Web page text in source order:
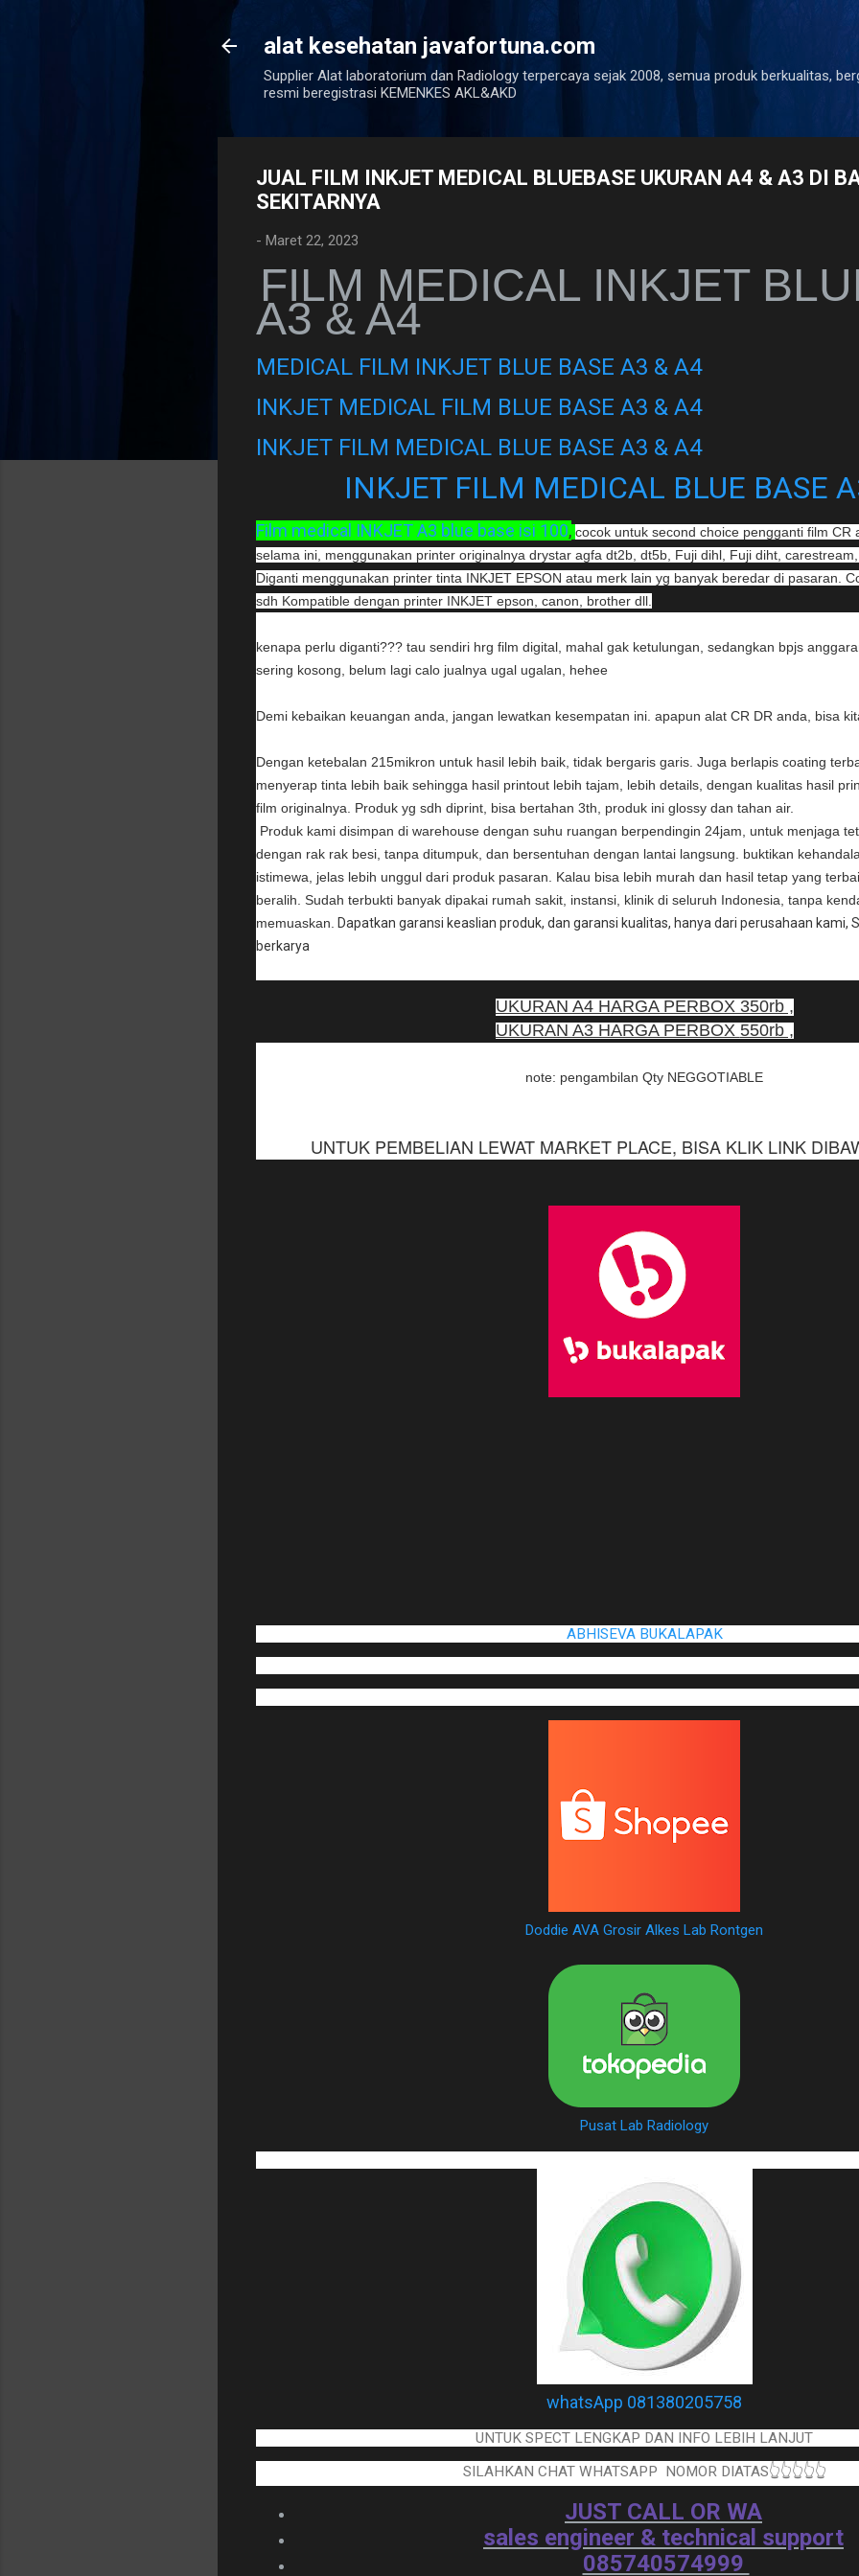
alat kesehatan javafortuna.com
Supplier Alat laboratorium dan Radiology terpercaya sejak 2008, semua produk berkualitas,
resmi beregistrasi KEMENKES AKL&AKD
JUAL FILM INKJET MEDICAL BLUEBASE UKURAN A4 & A3 DI
SEKITARNYA
- Maret 22, 2023
FILM MEDICAL INKJET
A3 & A4
MEDICAL FILM INKJET BLUE BASE A3 & A4
INKJET MEDICAL FILM BLUE BASE A3 & A4
INKJET FILM MEDICAL BLUE BASE A3 & A4
INKJET FILM MEDICAL BLUE BASE
Film medical INKJET A3 blue base isi 100, cocok untuk second choice pengganti film CR
selama ini, menggunakan printer originalnya drystar agfa dt2b, dt5b, Fuji dihl, Fuji diht,
Diganti menggunakan printer tinta INKJET EPSON atau merk lain yg banyak beredar di pasaran.
sdh Kompatible dengan printer INKJET epson, canon, brother dll.
kenapa perlu diganti??? tau sendiri hrg film digital, mahal gak ketulungan, sedangkan bpjs
sering kosong, belum lagi calo jualnya ugal ugalan, hehee
Demi kebaikan keuangan anda, jangan lewatkan kesempatan ini. apapun alat CR DR anda, bisa
Dengan ketebalan 215mikron untuk hasil lebih baik, tidak bergaris garis. Juga berlapis coating
menyerap tinta lebih baik sehingga hasil printout lebih tajam, lebih details, dengan kualitas hasil
film originalnya. Produk yg sdh diprint, bisa bertahan 3th, produk ini glossy dan tahan air.
Produk kami disimpan di warehouse dengan suhu ruangan berpendingin 24jam, untuk menjaga
dengan rak rak besi, tanpa ditumpuk, dan bersentuhan dengan lantai langsung. buktikan
istimewa, jelas lebih unggul dari produk pasaran. Kalau bisa lebih murah dan hasil tetap yang
beralih. Sudah terbukti banyak dipakai rumah sakit, instansi, klinik di seluruh Indonesia, tanpa
memuaskan. Dapatkan garansi keaslian produk, dan garansi kualitas, hanya dari perusahaan kami,
berkarya
UKURAN A4 HARGA PERBOX 350rb ,
UKURAN A3 HARGA PERBOX 550rb ,
note: pengambilan Qty NEGGOTIABLE
UNTUK PEMBELIAN LEWAT MARKET PLACE, BISA KLIK LINK
ABHISEVA BUKALAPAK
Doddie AVA Grosir Alkes Lab Rontgen
Pusat Lab Radiology
whatsApp 081380205758
UNTUK SPECT LENGKAP DAN INFO LEBIH LANJUT
SILAHKAN CHAT WHATSAPP NOMOR DIATAS👆👆👆👆👆
JUST CALL OR WA
sales engineer & technical support
085740574999